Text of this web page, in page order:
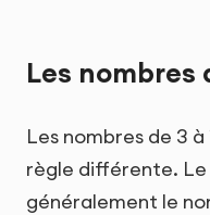
Les nombres
Les nombres de 3
règle différente.
généralement le